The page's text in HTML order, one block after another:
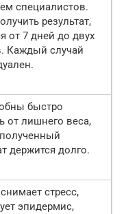
специалистов.
результат,
от 7 дней до двух
Каждый случай
быстро
от лишнего веса,
держится долго.
стресс,
эпидермис,